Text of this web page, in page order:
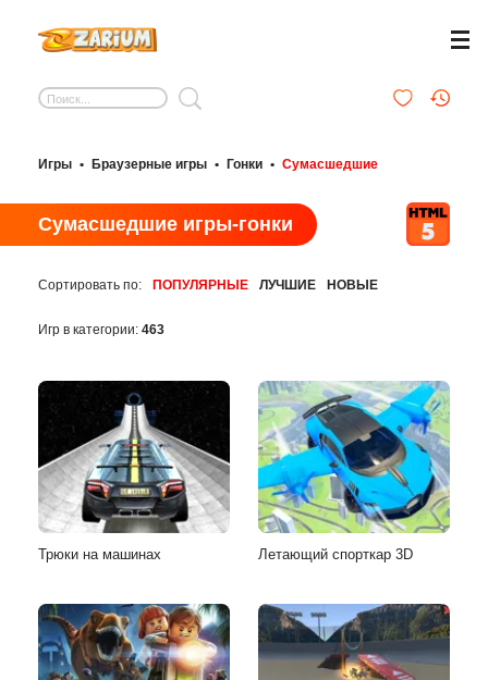
Игры • Браузерные игры • Гонки • Сумасшедшие
Сумасшедшие игры-гонки
Сортировать по: ПОПУЛЯРНЫЕ ЛУЧШИЕ НОВЫЕ
Игр в категории: 463
Трюки на машинах Летающий спорткар 3D